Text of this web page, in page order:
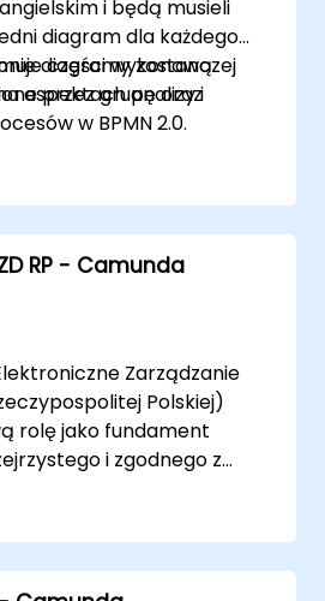
i będą musieli
diagram dla każdego
diagramy zostaną
przez grupę oraz
części wykonawczej
aspektach analizy i
w BPMN 2.0.
RP - Camunda
Zarządzanie
Polskiej)
rolę jako fundament
i zgodnego z
Dzięki centralizacji i
obiegu dokumentów
podnosi